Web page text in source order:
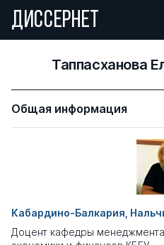
ДИССЕРНЕТ
Таппасханова
Общая информация
Кабардино-Балкария,
Доцент кафедры менеджмента